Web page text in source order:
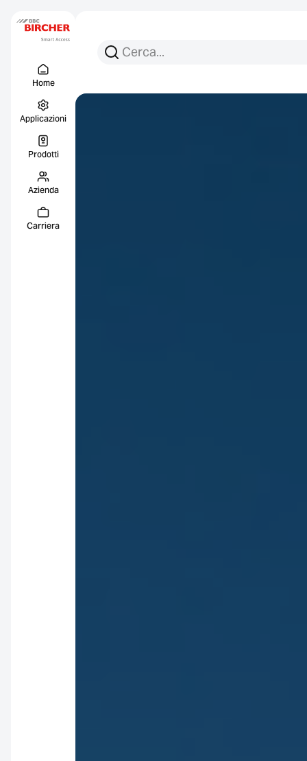
Home
Applicazioni
Prodotti
Azienda
Carriera
Cerca per:
Ricerca